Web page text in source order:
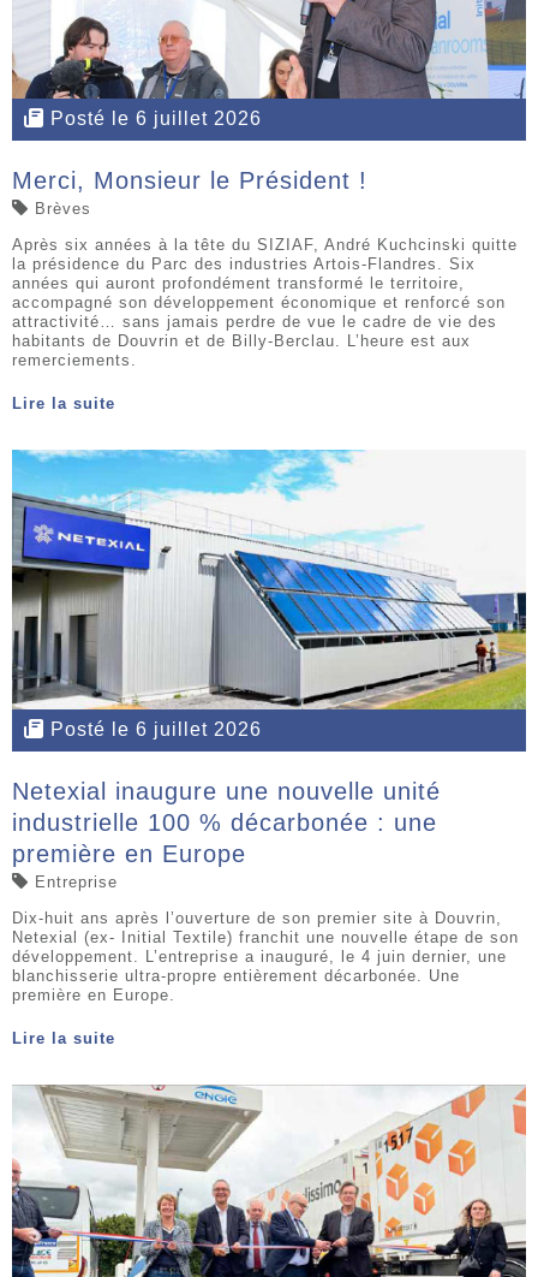
Posté le 6 juillet 2026
Merci, Monsieur le Président !
Brèves
Après six années à la tête du SIZIAF, André Kuchcinski quitte
la présidence du Parc des industries Artois-Flandres. Six
années qui auront profondément transformé le territoire,
accompagné son développement économique et renforcé son
attractivité… sans jamais perdre de vue le cadre de vie des
habitants de Douvrin et de Billy-Berclau. L’heure est aux
remerciements.
Lire la suite
Posté le 6 juillet 2026
Netexial inaugure une nouvelle unité
industrielle 100 % décarbonée : une
première en Europe
Entreprise
Dix-huit ans après l’ouverture de son premier site à Douvrin,
Netexial (ex- Initial Textile) franchit une nouvelle étape de son
développement. L’entreprise a inauguré, le 4 juin dernier, une
blanchisserie ultra-propre entièrement décarbonée. Une
première en Europe.
Lire la suite